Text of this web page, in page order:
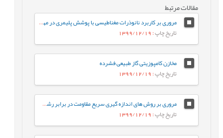
مقالات مرتبط
مروری بر کاربرد نانوذرات مغناطیسی با پوشش پلیمری در مهندسی بافت
تاریخ چاپ: 1399/12/19
مخازن کامپوزیتی گاز طبیعی فشرده
تاریخ چاپ: 1399/12/19
مروری بر روش های اندازه گیری سریع مقاومت در برابر رشد آهسته ترک پلی اتیلن سنگین
تاریخ چاپ: 1399/12/19